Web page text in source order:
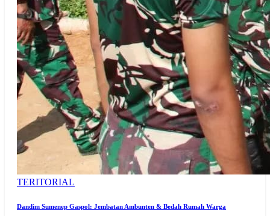
TERITORIAL
Dandim Sumenep Gaspol: Jembatan Ambunten & Bedah Rumah Warga